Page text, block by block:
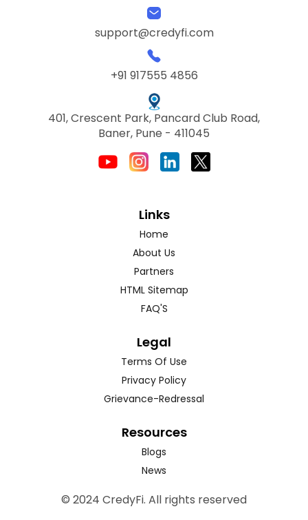
support@credyfi.com
+91 917555 4856
401, Crescent Park, Pancard Club Road,
Baner, Pune - 411045
Links
Home
About Us
Partners
HTML Sitemap
FAQ'S
Legal
Terms Of Use
Privacy Policy
Grievance-Redressal
Resources
Blogs
News
© 2024 CredyFi. All rights reserved